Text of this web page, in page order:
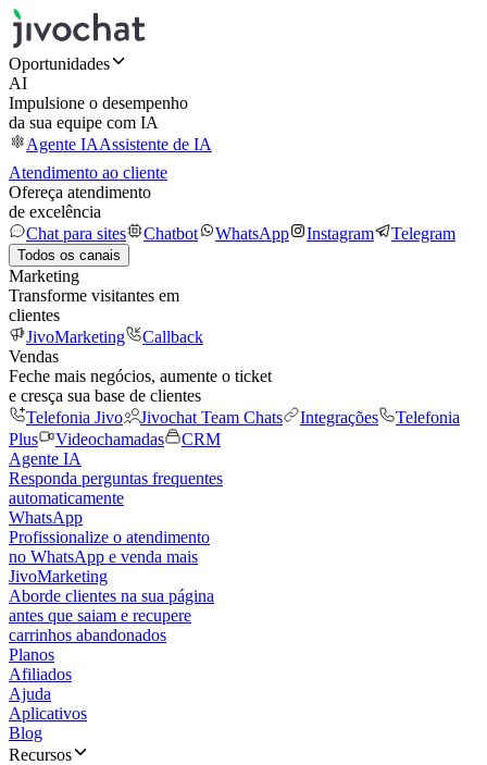
Oportunidades
AI
Impulsione o desempenho
da sua equipe com IA
Agente IAAssistente de IA
Atendimento ao cliente
Ofereça atendimento
de excelência
Chat para sites
Chatbot WhatsApp Instagram Telegram
Todos os canais
Marketing
Transforme visitantes em
clientes
JivoMarketing
Callback
Vendas
Feche mais negócios, aumente o ticket
e cresça sua base de clientes
Telefonia Jivo
Jivochat Team Chats Integrações
Telefonia
Plus
Videochamadas
CRM
Agente IA
Responda perguntas frequentes
automaticamente
WhatsApp
Profissionalize o atendimento
no WhatsApp e venda mais
JivoMarketing
Aborde clientes na sua página
antes que saiam e recupere
carrinhos abandonados
Planos
Afiliados
Ajuda
Aplicativos
Blog
Recursos